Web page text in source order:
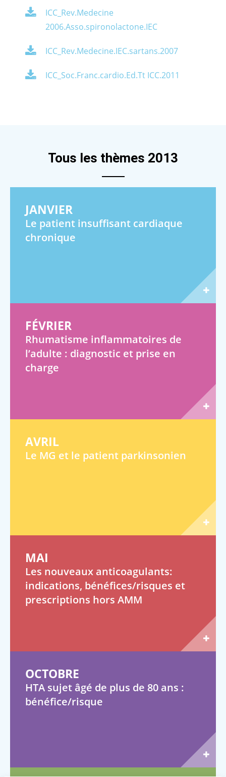
ICC_Rev.Medecine
2006.Asso.spironolactone.IEC
ICC_Rev.Medecine.IEC.sartans.2007
ICC_Soc.Franc.cardio.Ed.Tt ICC.2011
Tous les thèmes 2013
JANVIER
Le patient insuffisant cardiaque
chronique
FÉVRIER
Rhumatisme inflammatoires de
l’adulte : diagnostic et prise en
charge
AVRIL
Le MG et le patient parkinsonien
MAI
Les nouveaux anticoagulants:
indications, bénéfices/risques et
prescriptions hors AMM
OCTOBRE
HTA sujet âgé de plus de 80 ans :
bénéfice/risque